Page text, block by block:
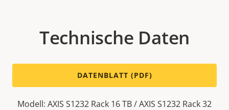
Technische Daten
DATENBLATT (PDF)
Modell: AXIS S1232 Rack 16 TB / AXIS S1232 Rack 32